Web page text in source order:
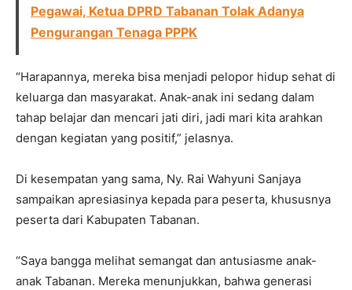
Pegawai, Ketua DPRD Tabanan Tolak Adanya
Pengurangan Tenaga PPPK
“Harapannya, mereka bisa menjadi pelopor hidup sehat di
keluarga dan masyarakat. Anak-anak ini sedang dalam
tahap belajar dan mencari jati diri, jadi mari kita arahkan
dengan kegiatan yang positif,” jelasnya.
Di kesempatan yang sama, Ny. Rai Wahyuni Sanjaya
sampaikan apresiasinya kepada para peserta, khususnya
peserta dari Kabupaten Tabanan.
“Saya bangga melihat semangat dan antusiasme anak-
anak Tabanan. Mereka menunjukkan, bahwa generasi